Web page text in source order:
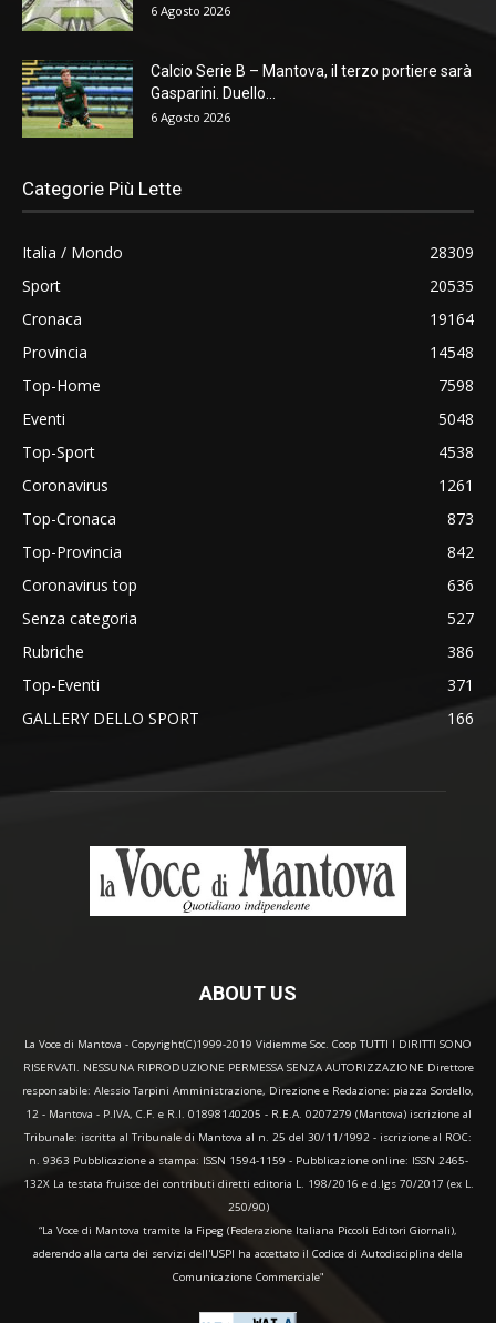
6 Agosto 2026
Calcio Serie B – Mantova, il terzo portiere sarà
Gasparini. Duello...
6 Agosto 2026
Categorie Più Lette
Italia / Mondo
28309
Sport
20535
Cronaca
19164
Provincia
14548
Top-Home
7598
Eventi
5048
Top-Sport
4538
Coronavirus
1261
Top-Cronaca
873
Top-Provincia
842
Coronavirus top
636
Senza categoria
527
Rubriche
386
Top-Eventi
371
GALLERY DELLO SPORT
166
ABOUT US
La Voce di Mantova - Copyright(C)1999-2019 Vidiemme Soc. Coop TUTTI I DIRITTI SONO
RISERVATI. NESSUNA RIPRODUZIONE PERMESSA SENZA AUTORIZZAZIONE Direttore
responsabile: Alessio Tarpini Amministrazione, Direzione e Redazione: piazza Sordello,
12 - Mantova - P.IVA, C.F. e R.I. 01898140205 - R.E.A. 0207279 (Mantova) iscrizione al
Tribunale: iscritta al Tribunale di Mantova al n. 25 del 30/11/1992 - iscrizione al ROC:
n. 9363 Pubblicazione a stampa: ISSN 1594-1159 - Pubblicazione online: ISSN 2465-
132X La testata fruisce dei contributi diretti editoria L. 198/2016 e d.lgs 70/2017 (ex L.
250/90)
“La Voce di Mantova tramite la Fipeg (Federazione Italiana Piccoli Editori Giornali),
aderendo alla carta dei servizi dell'USPI ha accettato il Codice di Autodisciplina della
Comunicazione Commerciale"